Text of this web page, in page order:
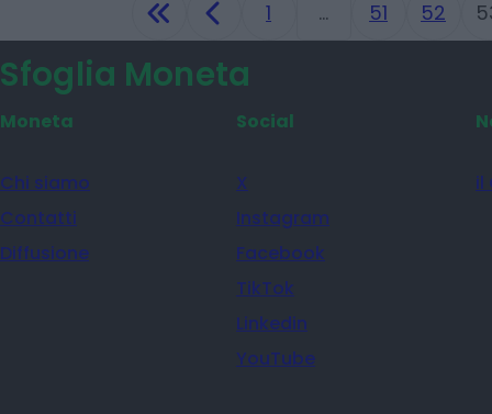
1
Sfoglia Moneta
Moneta Social
X
Instagram
Facebook